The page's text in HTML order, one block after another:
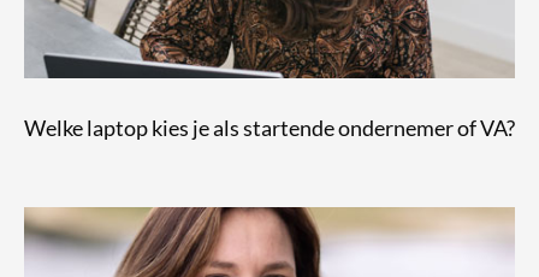
Welke laptop kies je als startende ondernemer of VA?